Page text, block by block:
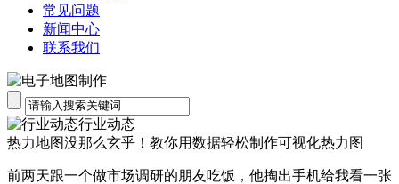
常见问题
新闻中心
联系我们
行业动态
热力地图没那么玄乎！教你用数据轻松制作可视化热力图
前两天跟一个做市场调研的朋友吃饭，他掏出手机给我看一张